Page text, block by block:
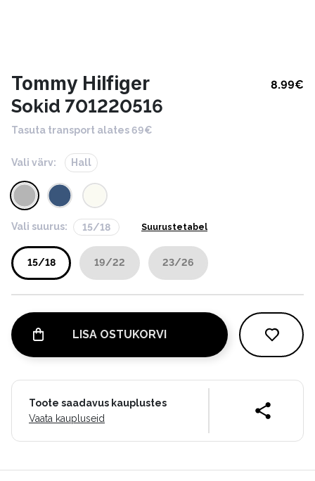
Tommy Hilfiger 8.99€
Sokid 701220516
Tasuta transport alates 69€
Vali värv: Hall
Vali suurus: 15/18 Suurustetabel
15/18 19/22 23/26
LISA OSTUKORVI
Toote saadavus kauplustes
Vaata kaupluseid